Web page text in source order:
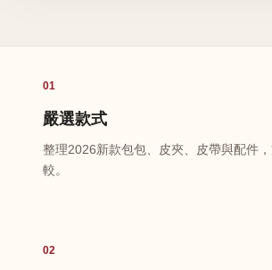
01
嚴選款式
整理2026新款包包、皮夾、皮帶與配件
較。
02